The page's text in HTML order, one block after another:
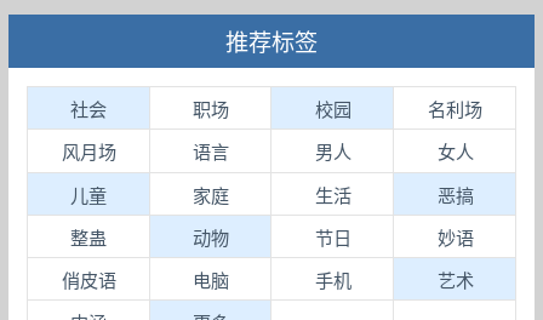
推荐标签
社会 职场 校园 名利场
风月场 语言 男人 女人
儿童 家庭 生活 恶搞
整蛊 动物 节日 妙语
俏皮语 电脑 手机 艺术